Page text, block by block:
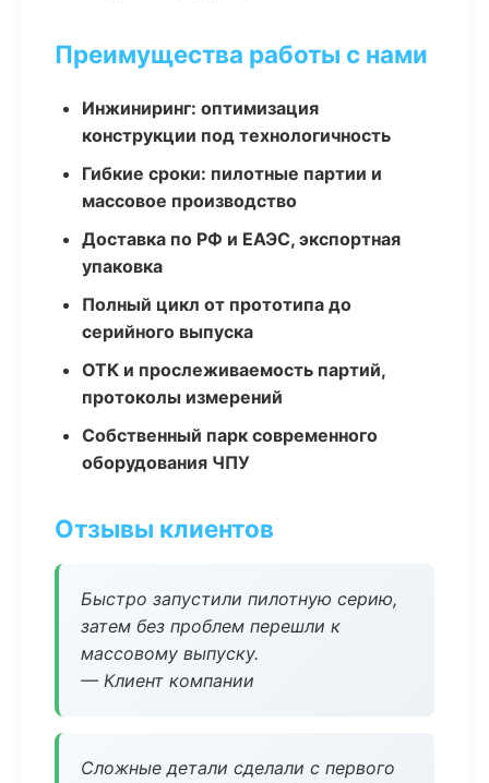
Преимущества работы с нами
Инжиниринг: оптимизация
конструкции под технологичность
Гибкие сроки: пилотные партии и
массовое производство
Доставка по РФ и ЕАЭС, экспортная
упаковка
Полный цикл от прототипа до
серийного выпуска
ОТК и прослеживаемость партий,
протоколы измерений
Собственный парк современного
оборудования ЧПУ
Отзывы клиентов
Быстро запустили пилотную серию,
затем без проблем перешли к
массовому выпуску.
— Клиент компании
Сложные детали сделали с первого